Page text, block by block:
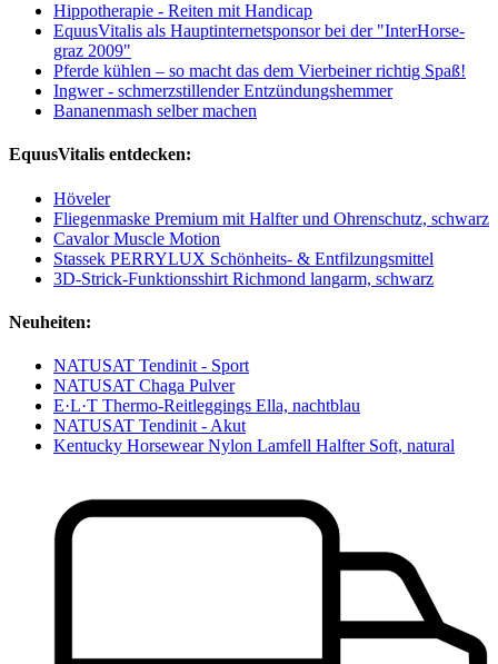
Hippotherapie - Reiten mit Handicap
EquusVitalis als Hauptinternetsponsor bei der "InterHorse-
graz 2009"
Pferde kühlen – so macht das dem Vierbeiner richtig Spaß!
Ingwer - schmerzstillender Entzündungshemmer
Bananenmash selber machen
EquusVitalis entdecken:
Höveler
Fliegenmaske Premium mit Halfter und Ohrenschutz, schwarz
Cavalor Muscle Motion
Stassek PERRYLUX Schönheits- & Entfilzungsmittel
3D-Strick-Funktionsshirt Richmond langarm, schwarz
Neuheiten:
NATUSAT Tendinit - Sport
NATUSAT Chaga Pulver
E·L·T Thermo-Reitleggings Ella, nachtblau
NATUSAT Tendinit - Akut
Kentucky Horsewear Nylon Lamfell Halfter Soft, natural